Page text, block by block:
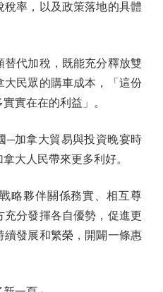
率，以及政策落地的具體
代加稅，既能充分釋放雙
民眾的購車成本，「這份
實在在的利益」。
加拿大貿易與投資晚宴時
大人民帶來更多利好。
夥伴關係務實、相互尊
分發揮各自優勢，促進更
續發展和繁榮，開闢一條惠